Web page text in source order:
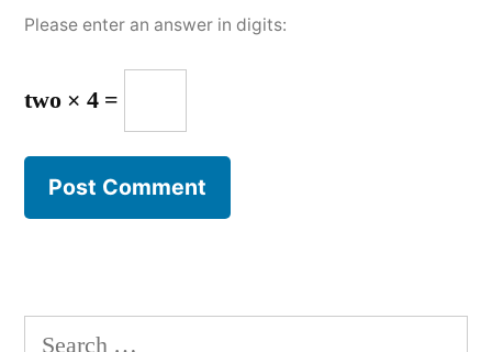
Please enter an answer in digits:
two × 4 =
Search